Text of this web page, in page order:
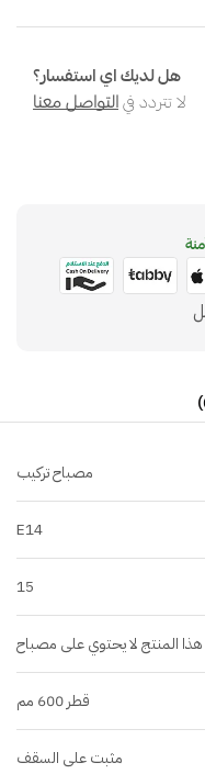
هل لديك اي استفسار؟
لا تتردد فيالتواصل معنا
مصباح تركيب
E14
15
هذا المنتج لا يحتوي على مصباح
قطر 600 مم
مثبت على السقف